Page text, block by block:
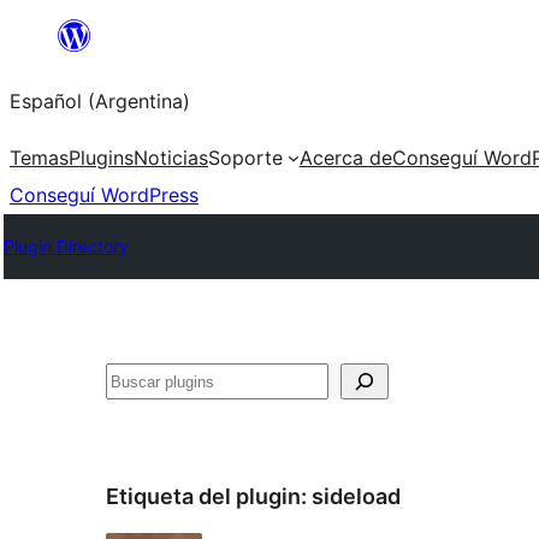
Saltar
contenido
Español (Argentina)
TemasPluginsNoticiasSoporte Acerca deConseguí
Conseguí WordPress
Plugin Directory
Buscar
Etiqueta del plugin: sideload